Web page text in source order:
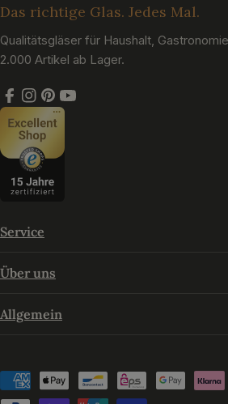
Das richtige Glas. Jedes Mal.
Qualitätsgläser für Haushalt,
2.000 Artikel ab Lager.
Facebook
Instagram
Pinterest
YouTube
Service
Über uns
Allgemein
Zahlungsmethoden